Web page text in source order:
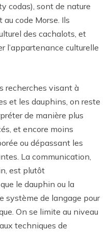
codas), sont de nature
code Morse. Ils
des cachalots, et
l’appartenance culturelle
recherches visant à
et les dauphins, on reste
de manière plus
et encore moins
ou dépassant les
La communication,
est plutôt
le dauphin ou la
système de langage pour
On se limite au niveau
techniques de